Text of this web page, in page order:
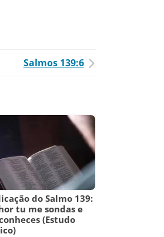
Salmos 139:6
do Salmo 139:
tu me sondas e
(Estudo